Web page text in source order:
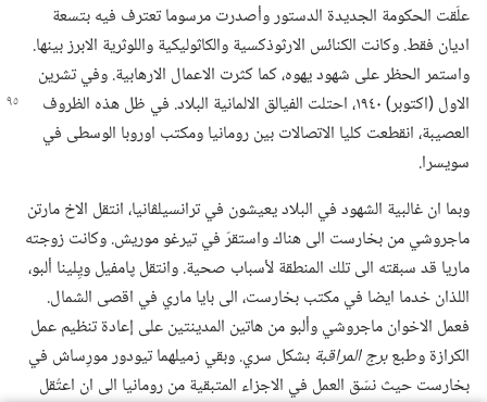
علّقت الحكومة الجديدة الدستور وأصدرت مرسوما تعترف فيه بتسعة
اديان فقط.‏ وكانت الكنائس الارثوذكسية والكاثوليكية واللوثرية الابرز بينها.‏
واستمر الحظر على شهود يهوه،‏ كما كثرت الاعمال الارهابية.‏ وفي تشرين
الاول (‏اكتوبر)‏ ١٩٤٠،‏ احتلت الفيالق الالمانية
البلاد.‏ في ظل هذه الظروف
العصيبة،‏ انقطعت كليا الاتصالات بين رومانيا ومكتب اوروبا الوسطى في
سويسرا.‏
وبما ان غالبية الشهود في البلاد يعيشون في ترانسيلڤانيا،‏ انتقل الاخ مارتن
ماجروشي من بخارست الى هناك واستقرّ في تيرغو موريش.‏ وكانت زوجته
ماريا قد سبقته الى تلك المنطقة لأسباب صحية.‏ وانتقل پامفيل ويِلينا ألبو،‏
اللذان خدما ايضا في مكتب بخارست،‏ الى بايا ماري في اقصى الشمال.‏
فعمل الاخوان ماجروشي وألبو من هاتين المدينتين على إعادة تنظيم عمل
الكرازة وطبعبرج المراقبة بشكل سري.‏ وبقي زميلهما تيودور مورِساش في
بخارست حيث نسّق العمل في الاجزاء المتبقية من رومانيا الى ان اعتُقل